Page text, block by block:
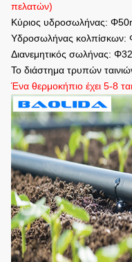
πελατών)
Κύριος υδροσωλήνας:
Υδροσωλήνας κολπίσκων:
Διανεμητικός σωλήνας:
Το διάστημα τρυπών
Ένα θερμοκήπιο έχει 5-8